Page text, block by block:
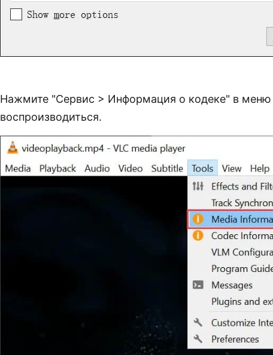
Нажмите "Сервис > Информация о кодеке" в меню
воспроизводиться.